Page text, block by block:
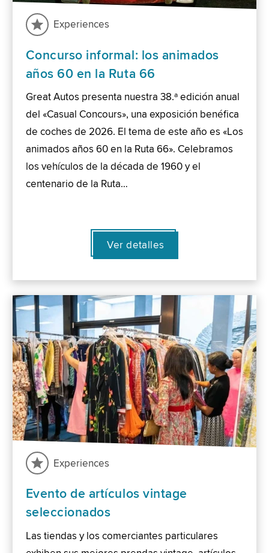
Experiences
Concurso informal: los animados
años 60 en la Ruta 66
Great Autos presenta nuestra 38.ª edición anual
del «Casual Concours», una exposición benéfica
de coches de 2026. El tema de este año es «Los
animados años 60 en la Ruta 66». Celebramos
los vehículos de la década de 1960 y el
centenario de la Ruta…
Ver detalles
Experiences
Evento de artículos vintage
seleccionados
Las tiendas y los comerciantes particulares